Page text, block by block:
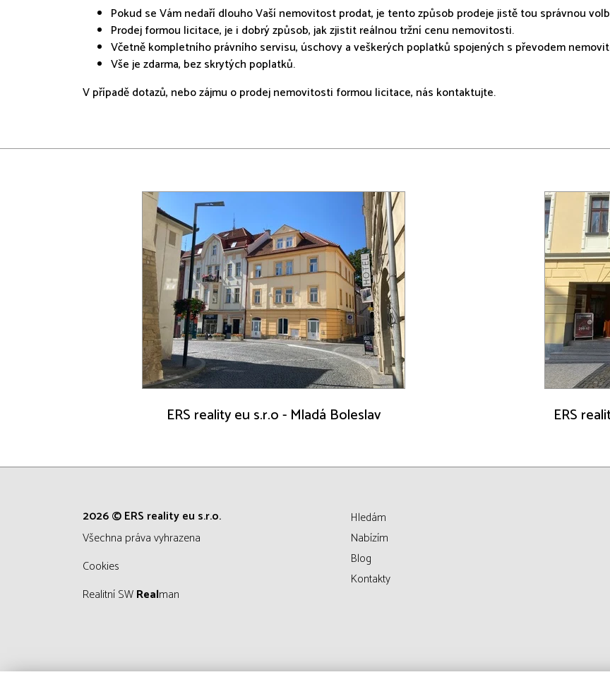
Pokud se Vám nedaří dlouho Vaší nemovitost prodat, je tento způsob prodeje jistě tou správnou
Prodej formou licitace, je i dobrý způsob, jak zjistit reálnou tržní cenu nemovitosti.
Včetně kompletního právního servisu, úschovy a veškerých poplatků spojených s převodem
Vše je zdarma, bez skrytých poplatků.
V případě dotazů, nebo zájmu o prodej nemovitosti formou licitace, nás kontaktujte.
ERS reality eu s.r.o - Mladá Boleslav ERS
2026 © ERS reality eu s.r.o.
všechna práva vyhrazena
Cookies
Realitní SWRealman
Hledám
Nabízím
Blog
Kontakty